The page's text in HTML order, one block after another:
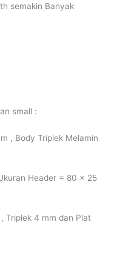
semakin Banyak
small :
Triplek Melamin
Header = 80 x 25
4 mm dan Plat